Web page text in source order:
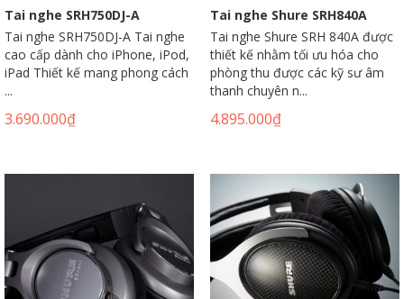
Tai nghe SRH750DJ-A
Tai nghe SRH750DJ-A Tai nghe
cao cấp dành cho iPhone, iPod,
iPad Thiết kế mang phong cách
...
3.690.000₫
Tai nghe Shure SRH840A
Tai nghe Shure SRH 840A được
thiết kế nhằm tối ưu hóa cho
phòng thu được các kỹ sư âm
thanh chuyên n...
4.895.000₫